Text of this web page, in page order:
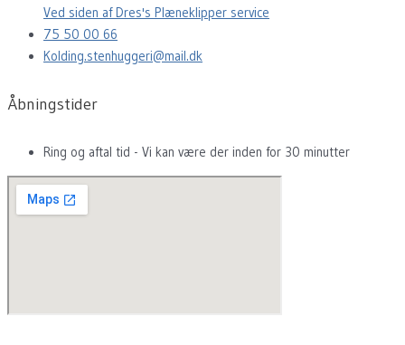
Ved siden af Dres's Plæneklipper service
75 50 00 66
Kolding.stenhuggeri@mail.dk
Åbningstider
Ring og aftal tid - Vi kan være der inden for 30 minutter